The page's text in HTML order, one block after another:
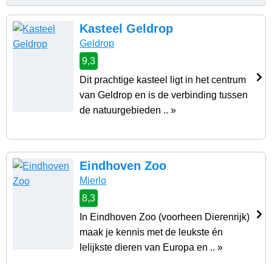
Kasteel Geldrop
Geldrop
9,3
Dit prachtige kasteel ligt in het centrum
van Geldrop en is de verbinding tussen
de natuurgebieden .. »
Eindhoven Zoo
Mierlo
8,3
In Eindhoven Zoo (voorheen Dierenrijk)
maak je kennis met de leukste én
lelijkste dieren van Europa en .. »